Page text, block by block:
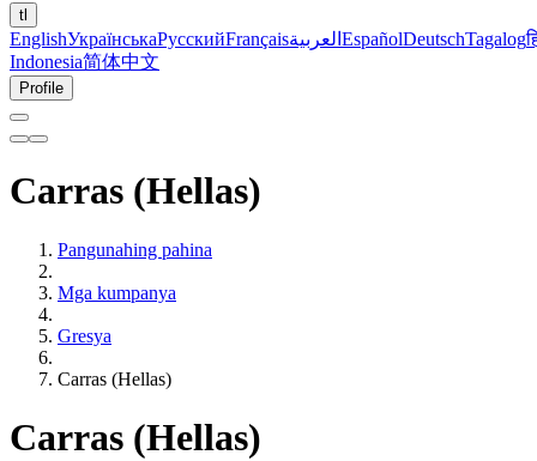
tl
EnglishУкраїнськаРусскийFrançaisالعربية EspañolDeutschTagalog
Indonesia简体中文
Profile
Carras (Hellas)
Pangunahing pahina
Mga kumpanya
Gresya
Carras (Hellas)
Carras (Hellas)